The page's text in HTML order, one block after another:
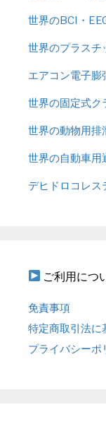
世界のBCI・
世界のプラス
エアコン電子
世界の固定式
世界の動物用
世界の自動車
デヒドロコレ
ご利用につ
免責事項
特定商取引法に
プライバシーポ